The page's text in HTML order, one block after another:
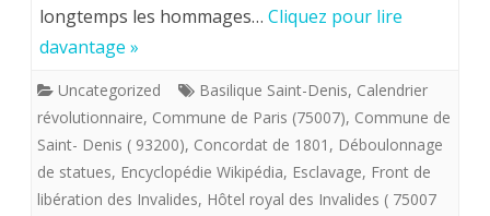
longtemps les hommages… Cliquez pour lire
davantage »
Uncategorized Basilique Saint-Denis, Calendrier
révolutionnaire, Commune de Paris (75007), Commune de
Saint- Denis ( 93200), Concordat de 1801 , Déboulonnage
de statues, Encyclopédie Wikipédia, Esclavage, Front de
libération des Invalides, Hôtel royal des Invalides ( 75007